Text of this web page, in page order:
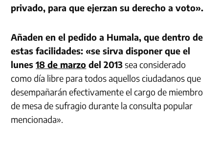
privado, para que ejerzan su derecho a voto».
Añaden en el pedido a Humala, que dentro de
estas facilidades: «se sirva disponer que el
lunes18 de marzo del 2013sea considerado
como día libre para todos aquellos ciudadanos que
desempañarán efectivamente el cargo de miembro
de mesa de sufragio durante la consulta popular
mencionada».